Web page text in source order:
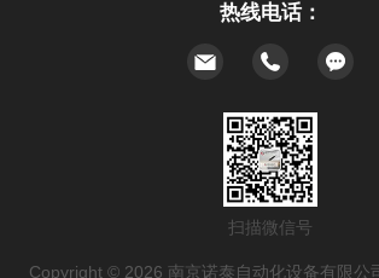
热线电话：
扫描微信号
Copyright © 2026 南京诺泰自动化设备有限